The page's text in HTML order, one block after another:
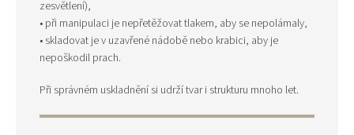
zesvětlení),
• při manipulaci je nepřetěžovat tlakem, aby se nepolámaly,
• skladovat je v uzavřené nádobě nebo krabici, aby je
nepoškodil prach.
Při správném uskladnění si udrží tvar i strukturu mnoho let.